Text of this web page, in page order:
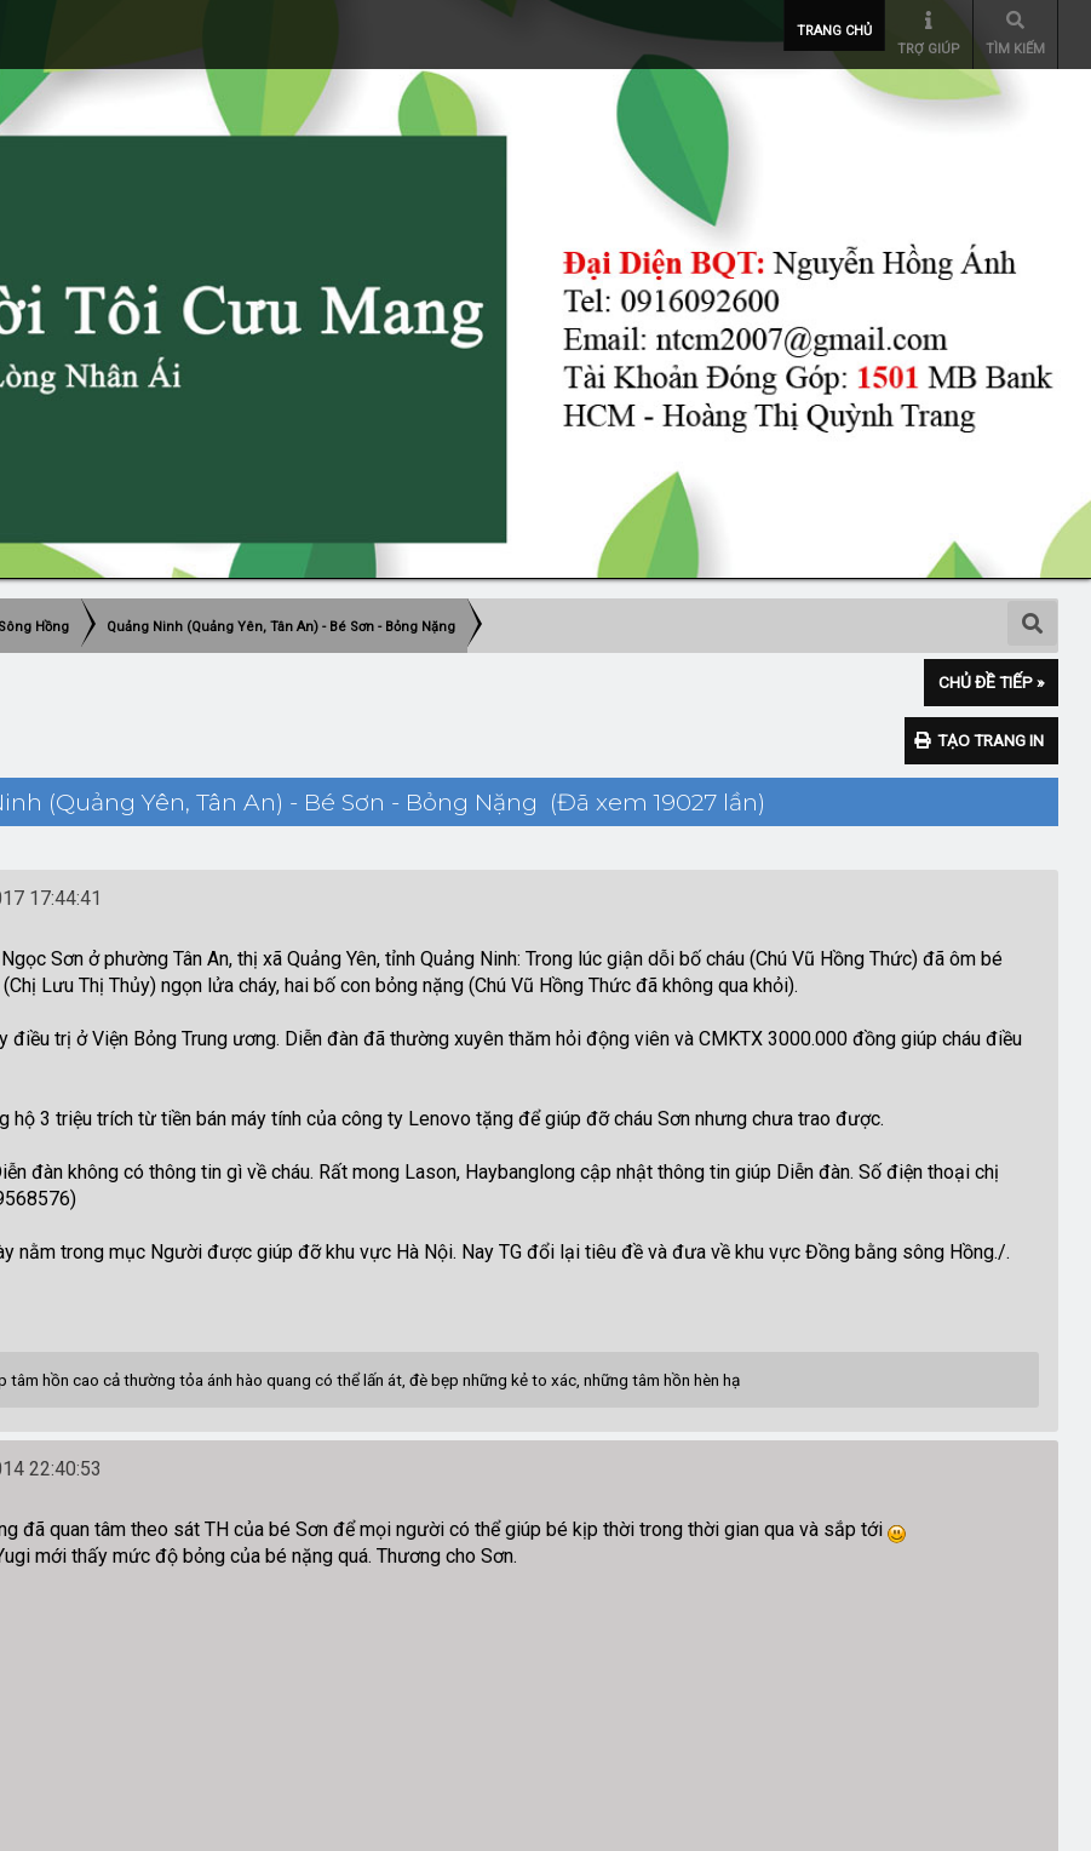
TRANG CHỦ
TRỢ GIÚP
TÌM KIẾM
Hồng Quảng Ninh (Quảng Yên, Tân An) - Bé Sơn - Bỏng Nặng
CHỦ ĐỀ TIẾP »
TẠO TRANG IN
(Quảng Yên, Tân An) - Bé Sơn - Bỏng Nặng (Đã xem 19027 lần)
17:44:41
Sơn ở phường Tân An, thị xã Quảng Yên, tỉnh Quảng Ninh: Trong lúc giận dỗi bố cháu (Chú Vũ Hồng Thức) đã ôm bé
Lưu Thị Thủy) ngọn lửa cháy, hai bố con bỏng nặng (Chú Vũ Hồng Thức đã không qua khỏi).
điều trị ở Viện Bỏng Trung ương. Diễn đàn đã thường xuyên thăm hỏi động viên và CMKTX 3000.000 đồng giúp cháu điều
hộ 3 triệu trích từ tiền bán máy tính của công ty Lenovo tặng để giúp đỡ cháu Sơn nhưng chưa trao được.
đàn không có thông tin gì về cháu. Rất mong Lason, Haybanglong cập nhật thông tin giúp Diễn đàn. Số điện thoại chị
nằm trong mục Người được giúp đỡ khu vực Hà Nội. Nay TG đổi lại tiêu đề và đưa về khu vực Đồng bằng sông Hồng./.
tâm hồn cao cả thường tỏa ánh hào quang có thể lấn át, đè bẹp những kẻ to xác, những tâm hồn hèn hạ
22:40:53
đã quan tâm theo sát TH của bé Sơn để mọi người có thể giúp bé kịp thời trong thời gian qua và sắp tới
mới thấy mức độ bỏng của bé nặng quá. Thương cho Sơn.